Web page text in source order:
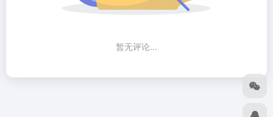
暂无评论...